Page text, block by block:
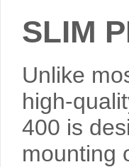
SLIM
Unlike
high-
400 is
mounting